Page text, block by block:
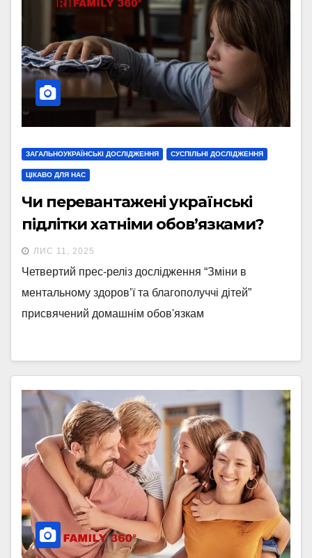
ЗАГАЛЬНОУКРАЇНСЬКІ ДОСЛІДЖЕННЯ СУСПІЛЬНІ ДОСЛІДЖЕННЯ
ЦІКАВО ДЛЯ НАС
Чи перевантажені українські
підлітки хатніми обов’язками?
ЛИС 11, 2025
Четвертий прес-реліз дослідження “Зміни в
ментальному здоров’ї та благополуччі дітей”
присвячений домашнім обов'язкам